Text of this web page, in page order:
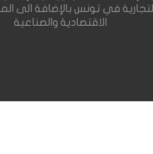
التجارية في تونس بالإضافة الى
الاقتصادية والصناعية